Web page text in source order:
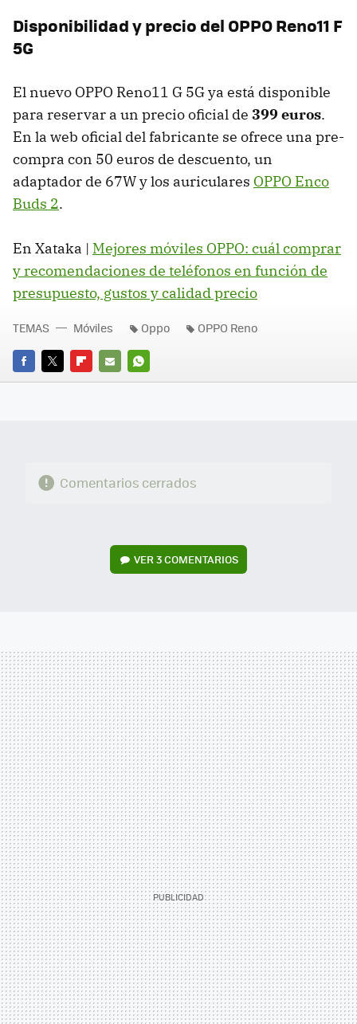
Disponibilidad y precio del OPPO Reno11 F
5G
El nuevo OPPO Reno11 G 5G ya está disponible
para reservar a un precio oficial de 399 euros.
En la web oficial del fabricante se ofrece una pre-
compra con 50 euros de descuento, un
adaptador de 67W y los auriculares OPPO Enco
Buds 2.
En Xataka | Mejores móviles OPPO: cuál comprar
y recomendaciones de teléfonos en función de
presupuesto, gustos y calidad precio
FACEBOOK
TWITTERFLIPBOARD
E-
WHATSAPP
TEMAS Móviles Oppo OPPO Reno
Comentarios cerrados
VER3 COMENTARIOS